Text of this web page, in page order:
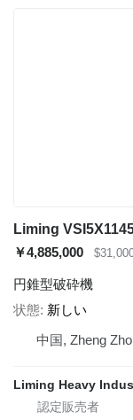
Liming
￥4,885,000
円錐型破砕機
状態 新しい
中国, Zheng
Liming Heavy